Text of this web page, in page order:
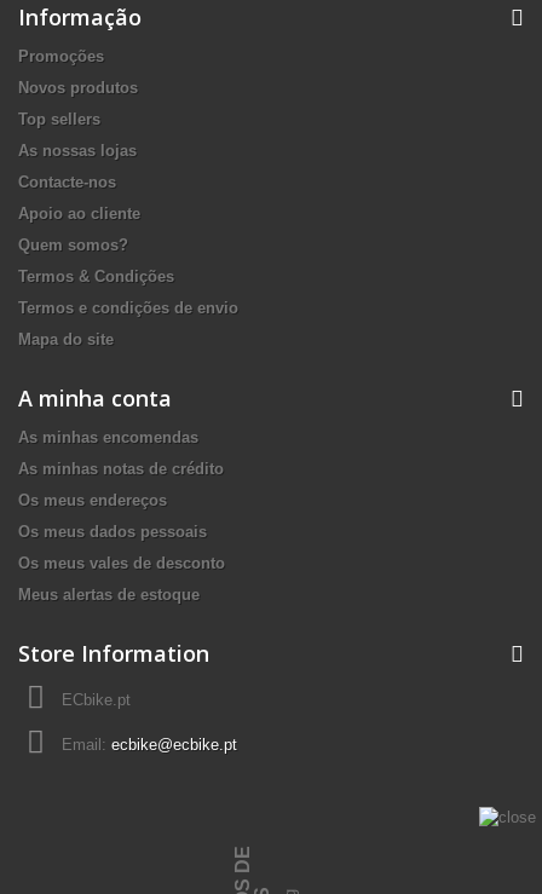
Informação
Promoções
Novos produtos
Top sellers
As nossas lojas
Contacte-nos
Apoio ao cliente
Quem somos?
Termos & Condições
Termos e condições de envio
Mapa do site
A minha conta
As minhas encomendas
As minhas notas de crédito
Os meus endereços
Os meus dados pessoais
Os meus vales de desconto
Meus alertas de estoque
Store Information
ECbike.pt
Email: ecbike@ecbike.pt